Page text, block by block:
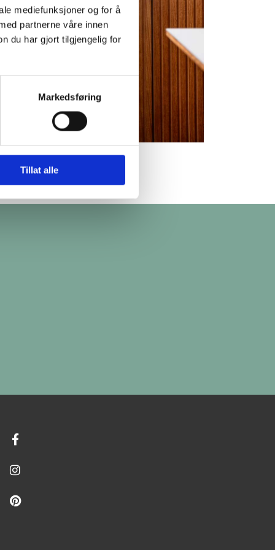
mediefunksjoner og for å
partnerne våre innen
du har gjort tilgjengelig for
Markedsføring
Tillat alle